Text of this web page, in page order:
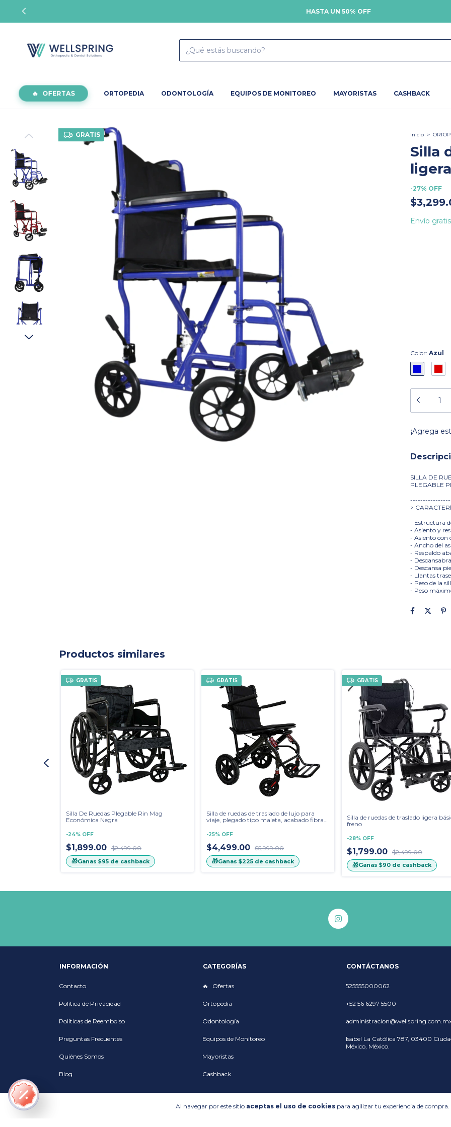
HASTA UN 50% OFF
OFERTAS ORTOPEDIA ODONTOLOGÍA EQUIPOS DE MONITOREO MAYORISTAS CASHBACK
Al navegar por este sitio aceptas el uso de cookiespara agilizar tu experiencia de compra.
GRATIS Inicio >
Silla
-27% OFF
Envío gratis
Color: Azul
¡Agrega
SILLA DE
PLEGABLE
>
- Estructura
- Asiento y
- Asiento con
- Ancho del
- Respaldo
-
- Descansa
- Llantas
- Peso de la
- Peso
Productos similares
GRATIS
Silla De Ruedas Plegable Rin Mag
Económica Negra
-24% OFF
$1,899.00 $2,499.00
🎁Ganas $95 de cashback
GRATIS
Silla de ruedas de traslado de lujo para
viaje, plegado tipo maleta, acabado fibra
-25% OFF
$4,499.00 $5,999.00
🎁Ganas $225 de cashback
GRATIS
Silla de ruedas de traslado ligera
freno
-28% OFF
$1,799.00 $2,499.00
🎁Ganas $90 de cashback
INFORMACIÓN
Contacto
Política de Privacidad
Políticas de Reembolso
Preguntas Frecuentes
Quiénes Somos
Blog
CATEGORÍAS
Ofertas
Ortopedia
Odontología
Equipos de Monitoreo
Mayoristas
Cashback
CONTÁCTANOS
525555000062
+52 56 6297 5500
Isabel La Católica 787, 03400
México, México.